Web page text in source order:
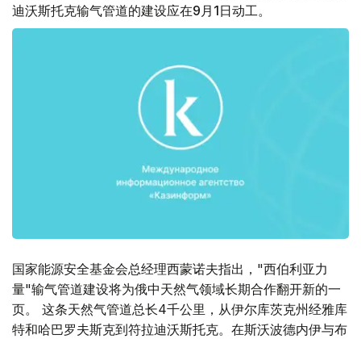
迪沃斯托克输气管道的建设应在9月1日动工。
国家能源安全基金会总经理西蒙诺夫指出，"西伯利亚力
量"输气管道建设将为俄中天然气领域长期合作翻开新的一
页。 这条天然气管道总长4千公里，从伊尔库茨克州经雅库
特和哈巴罗夫斯克到符拉迪沃斯托克。在斯沃波德内伊与布